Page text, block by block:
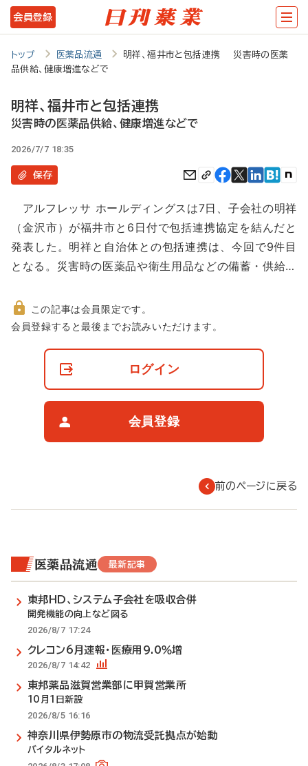
メ
イ
テ
ツ
に
会員登録
トップ 医薬品流通
明祥、福井市と包括連携 災害時の医薬
品供給、健康増進などで
明祥、福井市と包括連携
災害時の医薬品供給、健康増進などで
2026/7/7 18:35
保存
アルフレッサ ホールディングスは7日、子会社の明祥
（金沢市）が福井市と6日付で包括連携協定を結んだと
発表した。明祥と自治体との包括連携は、今回で9件目
となる。災害時の医薬品や衛生用品などの備蓄・供給…
非
この記事は会員限定です。
会員登録すると最後までお読みいただけます。
ログイン
会員登録
前のページに戻る
医薬品流通 最新記事
東邦HD、システム子会社を吸収合併
開発機能の向上など図る
2026/8/7 17:24
クレコン6月速報・医療用9.0％増
2026/8/7 14:42
東邦薬品滋賀営業部に甲賀営業所
10月1日新設
2026/8/5 16:16
神奈川県伊勢原市の物流受託拠点が始動
バイタルネット